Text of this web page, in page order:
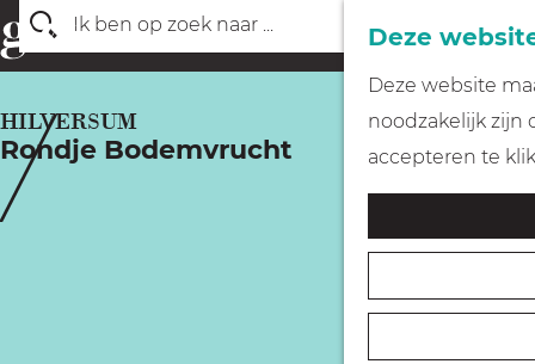
Deze
Deze website
noodzakelijk zijn
accepteren te
G
a
n
a
e
Rondje Bodemvrucht
HILVERSUM